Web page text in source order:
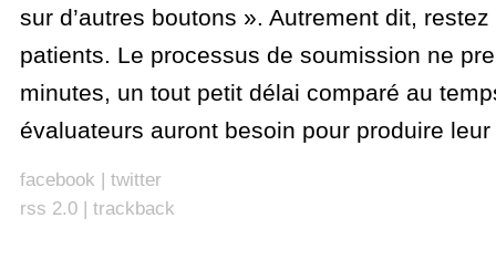
sur d’autres boutons ». Autrement dit,
patients. Le processus de soumission ne
minutes, un tout petit délai comparé au
évaluateurs auront besoin pour produire
facebook | twitter
rss 2.0| trackback